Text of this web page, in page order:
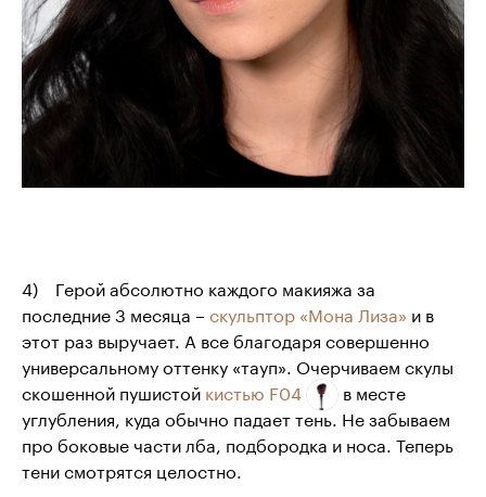
4) Герой абсолютно каждого макияжа за
последние 3 месяца – скульптор «Мона Лиза» и в
этот раз выручает. А все благодаря совершенно
универсальному оттенку «тауп». Очерчиваем скулы
скошенной пушистой кистью F04
в месте
углубления, куда обычно падает тень. Не забываем
про боковые части лба, подбородка и носа. Теперь
тени смотрятся целостно.